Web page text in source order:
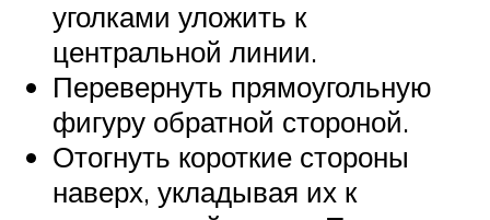
уголками уложить к
центральной линии.
Перевернуть прямоугольную
фигуру обратной стороной.
Отогнуть короткие стороны
наверх, укладывая их к